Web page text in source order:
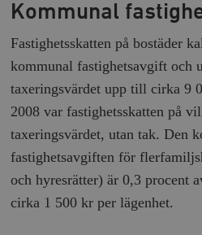
Kommunal
Fastighetsskatten på bostäder
kommunal fastighetsavgift och
taxeringsvärdet upp till cirka 9
2008 var fastighetsskatten på
taxeringsvärdet, utan tak. Den
fastighetsavgiften för
och hyresrätter) är 0,3 procent
cirka 1 500 kr per lägenhet.